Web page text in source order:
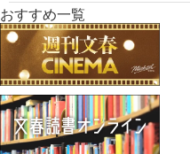
おすすめ一覧